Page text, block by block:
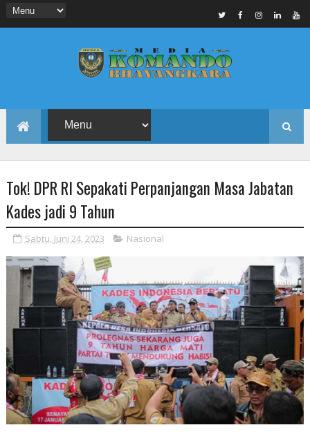
Tok! DPR RI Sepakati Perpanjangan Masa Jabatan
Kades jadi 9 Tahun
Sabtu, Juni 24, 2023 Nasional